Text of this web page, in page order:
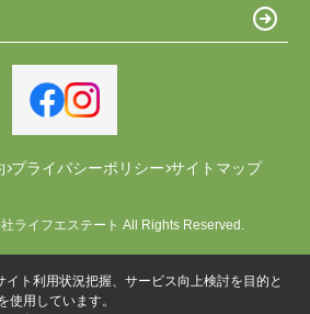
プライバシーポリシー サイトマップ
ライフエステート All Rights Reserved.
ト利用状況把握、サービス向上検討を目的と
使用しています。